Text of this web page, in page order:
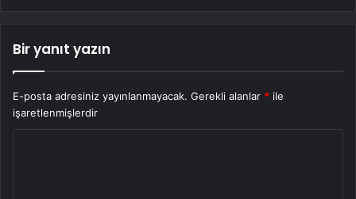
Bir yanıt yazın
E-posta adresiniz yayınlanmayacak. Gerekli alanlar * ile
işaretlenmişlerdir